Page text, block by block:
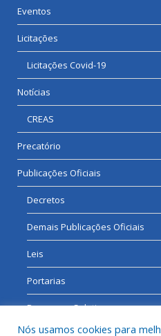
Eventos
Licitações
Licitações Covid-19
Notícias
CREAS
Precatório
Publicações Oficiais
Decretos
Demais Publicações Oficiais
Leis
Portarias
Processos Seletivos
Nós usamos cookies para